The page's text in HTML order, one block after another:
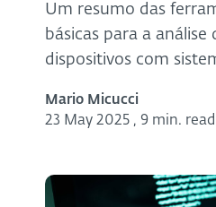
Um resumo das
básicas para a
dispositivos com
Mario Micucci
23 May 2025 , 9 min. read